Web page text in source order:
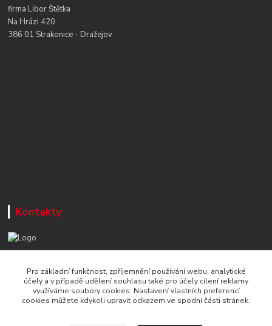
firma Libor Štětka
Na Hrázi 420
386 01 Strakonice - Dražejov
Kontakty
Po-Čt, 8-16 hod./ Pá 8-13 hod.
info@naradi-stetka.cz
Pro základní funkčnost, zpříjemnění používání webu, analytické
účely a v případě udělení souhlasu také pro účely cílení reklamy
využíváme soubory cookies. Nastavení vlastních preferencí
cookies můžete kdykoli upravit odkazem ve spodní části stránek.